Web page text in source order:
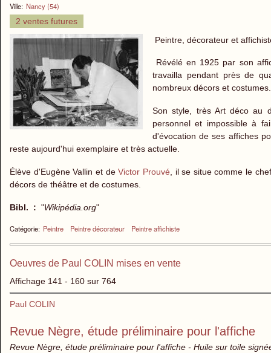
Ville: Nancy (54)
2 ventes futures
Peintre, décorateur et
Révélé en 1925 par son
travailla pendant près de
nombreux décors et costumes.
Son style, très Art déco au
personnel et impossible à
d'évocation de ses affiches
reste aujourd'hui exemplaire et très actuelle.
Élève d'Eugène Vallin et deVictor Prouvé , il se situe comme le
décors de théâtre et de costumes.
Bibl. : "Wikipédia.org"
Catégorie: Peintre Peintre décorateur Peintre affichiste
Oeuvres de Paul COLIN mises en vente
Affichage 141 - 160 sur 764
Paul COLIN
Revue Nègre, étude préliminaire pour l'affiche
Revue Nègre, étude préliminaire pour l'affiche - Huile sur toile